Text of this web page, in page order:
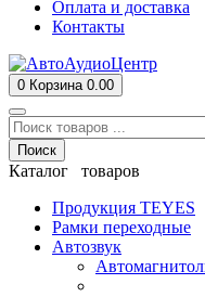
Оплата и доставка
Контакты
0 Корзина 0.00
Поиск
Каталог товаров
Продукция TEYES
Рамки переходные
Автозвук